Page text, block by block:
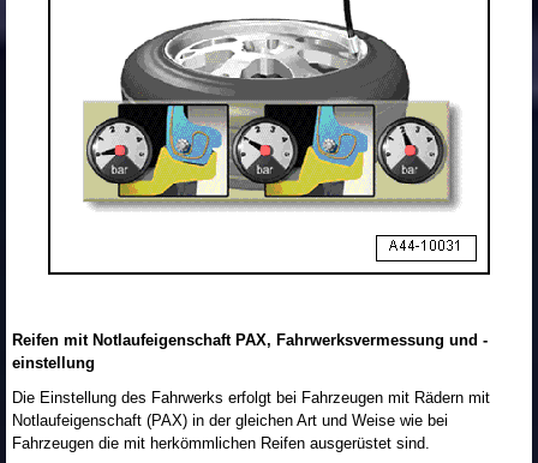
Reifen mit Notlaufeigenschaft PAX, Fahrwerksvermessung und -
einstellung
Die Einstellung des Fahrwerks erfolgt bei Fahrzeugen mit Rädern mit
Notlaufeigenschaft (PAX) in der gleichen Art und Weise wie bei
Fahrzeugen die mit herkömmlichen Reifen ausgerüstet sind.